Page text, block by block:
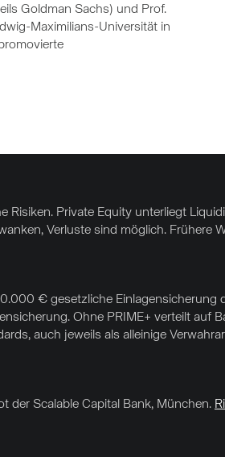
Goldman Sachs) und Prof.
Maximilians-Universität in
Private Equity unterliegt
Verluste sind möglich. Frühere
€ gesetzliche Einlagensicherung
Ohne PRIME+ verteilt auf
auch jeweils als alleinige
der Scalable Capital Bank, München.